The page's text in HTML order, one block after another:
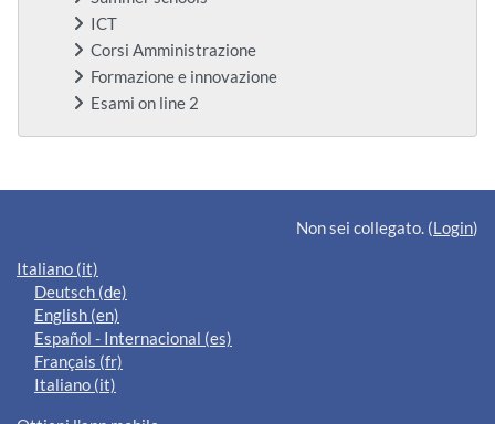
ICT
Corsi Amministrazione
Formazione e innovazione
Esami on line 2
Blocchi supplementari
Non sei collegato. (Login)
Italiano ‎(it)‎
Deutsch ‎(de)‎
English ‎(en)‎
Español - Internacional ‎(es)‎
Français ‎(fr)‎
Italiano ‎(it)‎